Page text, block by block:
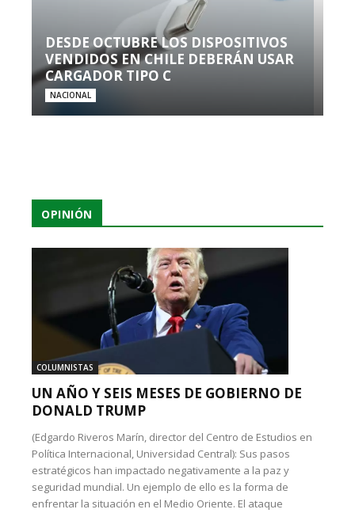
DESDE OCTUBRE LOS DISPOSITIVOS
VENDIDOS EN CHILE DEBERÁN USAR
CARGADOR TIPO C
NACIONAL
OPINIÓN
COLUMNISTAS
UN AÑO Y SEIS MESES DE GOBIERNO DE
DONALD TRUMP
(Edgardo Riveros Marín, director del Centro de Estudios en
Política Internacional, Universidad Central): Sus pasos
estratégicos han impactado negativamente a la paz y
seguridad mundial. Un ejemplo de ello es la forma de
enfrentar la situación en el Medio Oriente. El ataque